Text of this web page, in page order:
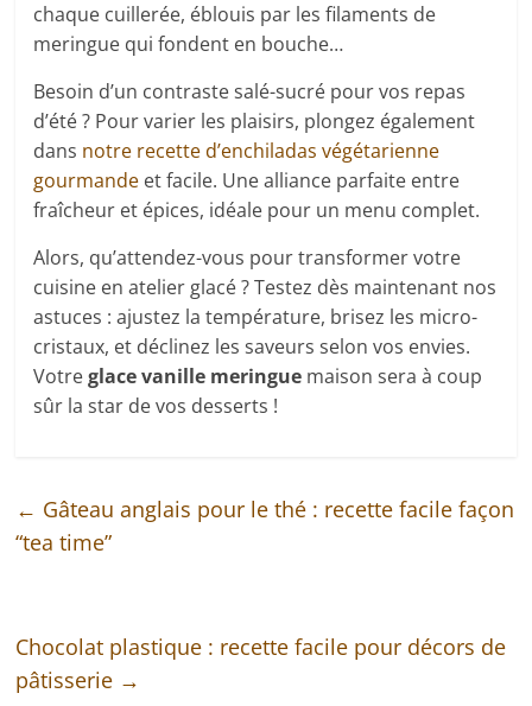
chaque cuillerée, éblouis par les filaments de
meringue qui fondent en bouche…
Besoin d’un contraste salé-sucré pour vos repas
d’été ? Pour varier les plaisirs, plongez également
dans notre recette d’enchiladas végétarienne
gourmande et facile. Une alliance parfaite entre
fraîcheur et épices, idéale pour un menu complet.
Alors, qu’attendez-vous pour transformer votre
cuisine en atelier glacé ? Testez dès maintenant nos
astuces : ajustez la température, brisez les micro-
cristaux, et déclinez les saveurs selon vos envies.
Votreglace vanille meringue maison sera à coup
sûr la star de vos desserts !
← Gâteau anglais pour le thé : recette facile façon
“tea time”
Chocolat plastique : recette facile pour décors de
pâtisserie →